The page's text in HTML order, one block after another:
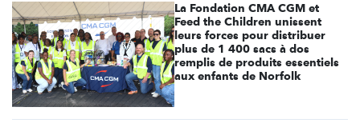
La Fondation CMA CGM et
Feed the Children unissent
leurs forces pour distribuer
plus de 1 400 sacs à dos
remplis de produits essentiels
aux enfants de Norfolk